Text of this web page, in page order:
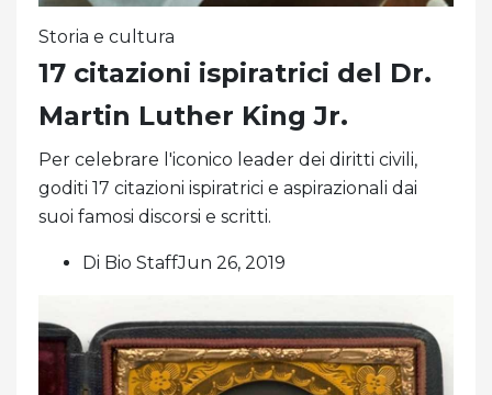
Storia e cultura
17 citazioni ispiratrici del Dr.
Martin Luther King Jr.
Per celebrare l'iconico leader dei diritti civili,
goditi 17 citazioni ispiratrici e aspirazionali dai
suoi famosi discorsi e scritti.
Di Bio StaffJun 26, 2019